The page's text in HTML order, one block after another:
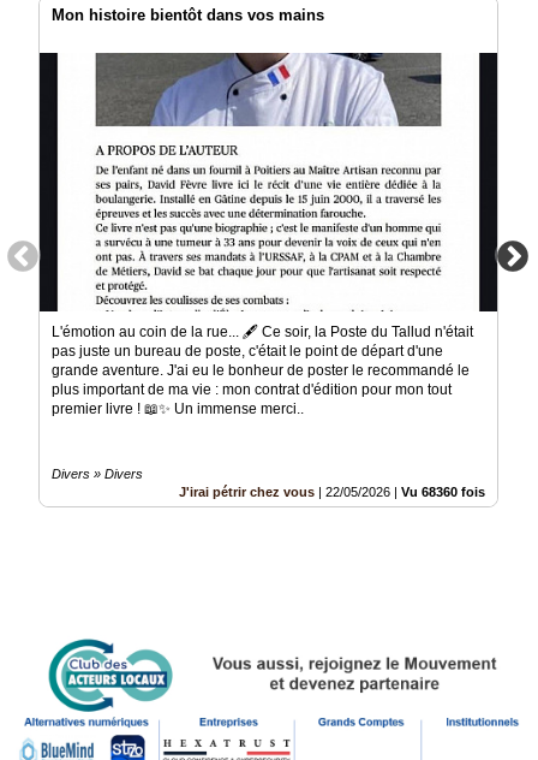
Mon histoire bientôt dans vos mains
L'émotion au coin de la rue... 🖋️ ​Ce soir, la Poste du Tallud n'était
pas juste un bureau de poste, c'était le point de départ d'une
grande aventure. J'ai eu le bonheur de poster le recommandé le
plus important de ma vie : mon contrat d'édition pour mon tout
premier livre ! 📖✨ ​Un immense merci..
Divers » Divers
J'irai pétrir chez vous
22/05/2026 Vu 68360 fois